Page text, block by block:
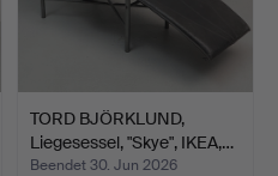
TORD BJÖRKLUND,
Liegesessel, "Skye", IKEA,…
Beendet 30. Jun 2026